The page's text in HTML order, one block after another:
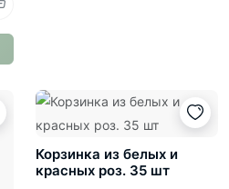
Корзинка из белых и
красных роз. 35 шт